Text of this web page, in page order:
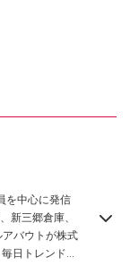
を中心に発信
新三郷倉庫、
バウトが株式
日トレンド情